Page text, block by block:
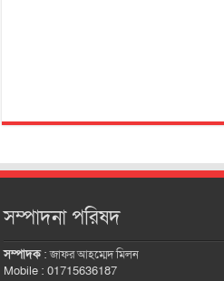
সম্পাদনা পরিষদ
সম্পাদক:জাফর আহম্মেদ মিলন
Mobile : 01715636187